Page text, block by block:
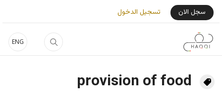
تجاوز إلى المحتوى الرئيسي
ENG
User Login Menu
سجل الان تسجيل الدخول
provision of food